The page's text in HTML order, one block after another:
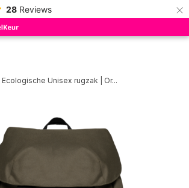
28 Reviews ×
0
Ecologische Unisex rugzak | Or...